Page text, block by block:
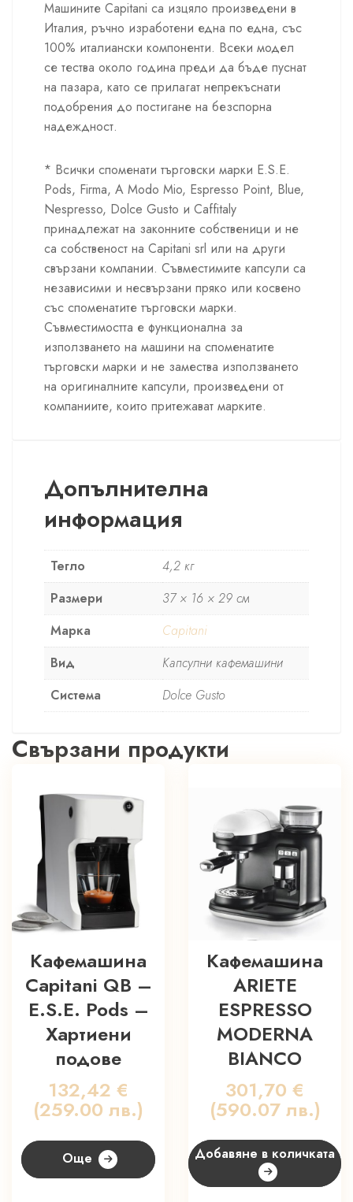
Машините Capitani са изцяло произведени в
Италия, ръчно изработени една по една, със
100% италиански компоненти. Всеки модел
се тества около година преди да бъде пуснат
на пазара, като се прилагат непрекъснати
подобрения до постигане на безспорна
надеждност.
* Всички споменати търговски марки E.S.E.
Pods, Firma, A Modo Mio, Espresso Point, Blue,
Nespresso, Dolce Gusto и Caffitaly
принадлежат на законните собственици и не
са собственост на Capitani srl или на други
свързани компании. Съвместимите капсули са
независими и несвързани пряко или косвено
със споменатите търговски марки.
Съвместимостта е функционална за
използването на машини на споменатите
търговски марки и не замества използването
на оригиналните капсули, произведени от
компаниите, които притежават марките.
Допълнителна
информация
Тегло
4,2 кг
Размери
37 × 16 × 29 см
Марка
Capitani
Вид
Капсулни кафемашини
Система
Dolce Gusto
Свързани продукти
Кафемашина
Capitani QB –
E.S.E. Pods –
Хартиени
подове
132,42 €
(259.00 лв.)
Още
Кафемашина
ARIETE
ESPRESSO
MODERNA
BIANCO
301,70 €
(590.07 лв.)
Добавяне в количката